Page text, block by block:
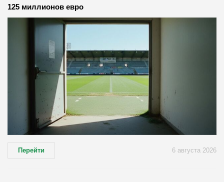
125 миллионов евро
Перейти 6 августа 2026